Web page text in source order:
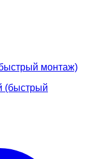
монтаж)